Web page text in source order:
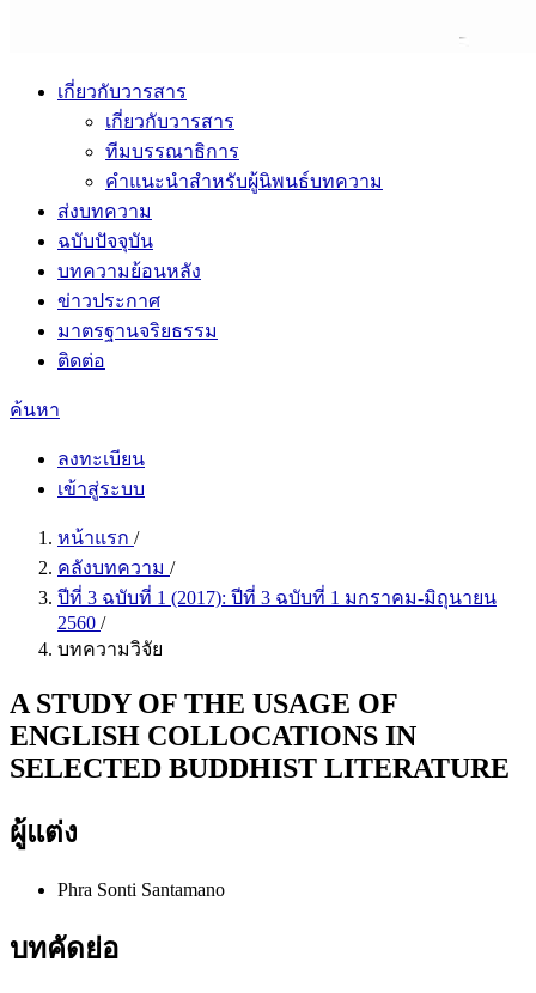
เกี่ยวกับวารสาร
เกี่ยวกับวารสาร
ทีมบรรณาธิการ
คำแนะนำสำหรับผู้นิพนธ์บทความ
ส่งบทความ
ฉบับปัจจุบัน
บทความย้อนหลัง
ข่าวประกาศ
มาตรฐานจริยธรรม
ติดต่อ
ค้นหา
ลงทะเบียน
เข้าสู่ระบบ
หน้าแรก /
คลังบทความ /
ปีที่ 3 ฉบับที่ 1 (2017): ปีที่ 3 ฉบับที่ 1 มกราคม-มิถุนายน
2560 /
บทความวิจัย
A STUDY OF THE USAGE OF
ENGLISH COLLOCATIONS IN
SELECTED BUDDHIST LITERATURE
ผู้แต่ง
Phra Sonti Santamano
บทคัดย่อ